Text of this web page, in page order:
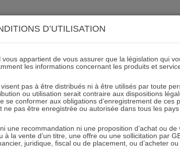
mensuelle Octobre
- Partagez l'article sur
Article suivant
D’UTILISATION
appartient de vous assurer que la législation qui
les informations concernant les produits et
pas à être distribués ni à être utilisés par toute
ou utilisation serait contraire aux dispositions
conformer aux obligations d’enregistrement de ces
pas être enregistrée ou autorisée dans tous les
une recommandation ni une proposition d’achat ou de
à la vente d’un titre, une offre ou une sollicitation par
juridique, fiscal ou de placement, ou d’acheter